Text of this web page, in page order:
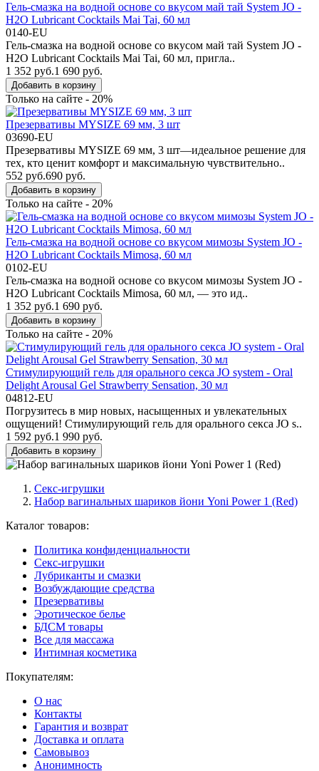
Гель-смазка на водной основе со вкусом май тай System JO -
H2O Lubricant Cocktails Mai Tai, 60 мл
0140-EU
Гель-смазка на водной основе со вкусом май тай System JO -
H2O Lubricant Cocktails Mai Tai, 60 мл, пригла..
1 352 руб.1 690 руб.
Добавить в корзину
Только на сайте - 20%
Презервативы MYSIZE 69 мм, 3 шт
03690-EU
Презервативы MYSIZE 69 мм, 3 шт—идеальное решение для
тех, кто ценит комфорт и максимальную чувствительно..
552 руб.690 руб.
Добавить в корзину
Только на сайте - 20%
Гель-смазка на водной основе со вкусом мимозы System JO -
H2O Lubricant Cocktails Mimosa, 60 мл
0102-EU
Гель-смазка на водной основе со вкусом мимозы System JO -
H2O Lubricant Cocktails Mimosa, 60 мл, — это ид..
1 352 руб.1 690 руб.
Добавить в корзину
Только на сайте - 20%
Стимулирующий гель для орального секса JO system - Oral
Delight Arousal Gel Strawberry Sensation, 30 мл
04812-EU
Погрузитесь в мир новых, насыщенных и увлекательных
ощущений! Стимулирующий гель для орального секса JO s..
1 592 руб.1 990 руб.
Добавить в корзину
Секс-игрушки
Набор вагинальных шариков йони Yoni Power 1 (Red)
Каталог товаров:
Политика конфиденциальности
Секс-игрушки
Лубриканты и смазки
Возбуждающие средства
Презервативы
Эротическое белье
БДСМ товары
Все для массажа
Интимная косметика
Покупателям:
О нас
Контакты
Гарантия и возврат
Доставка и оплата
Самовывоз
Анонимность